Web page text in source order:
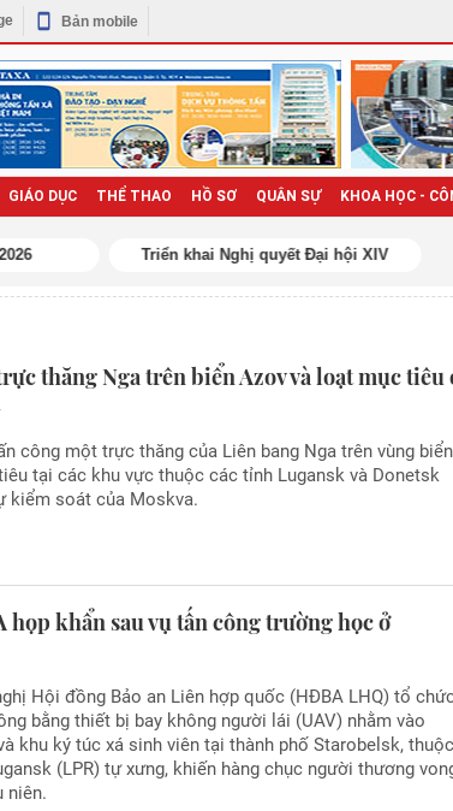
Bản mobile
GIÁO DỤC THỂ THAO HỒ SƠ QUÂN SỰ KHOA HỌC -
thăng Nga trên biển Azov và loạt mục tiêu
công một trực thăng của Liên bang Nga trên vùng biển
tại các khu vực thuộc các tỉnh Lugansk và Donetsk
kiểm soát của Moskva.
họp khẩn sau vụ tấn công trường học ở
Hội đồng Bảo an Liên hợp quốc (HĐBA LHQ) tổ
bằng thiết bị bay không người lái (UAV) nhằm vào
khu ký túc xá sinh viên tại thành phố Starobelsk,
(LPR) tự xưng, khiến hàng chục người thương
niên.